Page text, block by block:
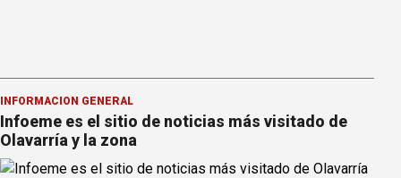
INFORMACION GENERAL
Infoeme es el sitio de noticias más visitado de
Olavarría y la zona